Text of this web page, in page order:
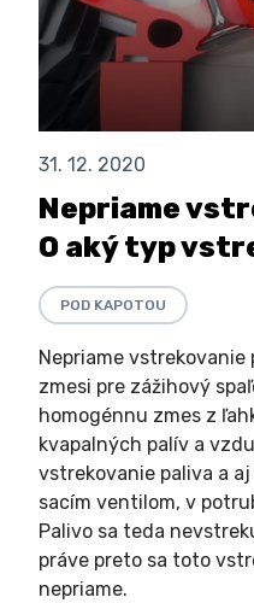
31. 12. 2020
Nepriame
O aký typ
POD KAPOTOU
Nepriame
zmesi pre zážihový
homogénnu zmes z
kvapalných palív a
vstrekovanie paliva a
sacím ventilom, v
Palivo sa teda
práve preto sa toto
nepriame.